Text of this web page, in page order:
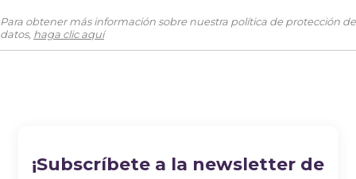
Para obtener más información sobre nuestra política de protección de
datos, haga clic aquí
¡Subscríbete a la newsletter de